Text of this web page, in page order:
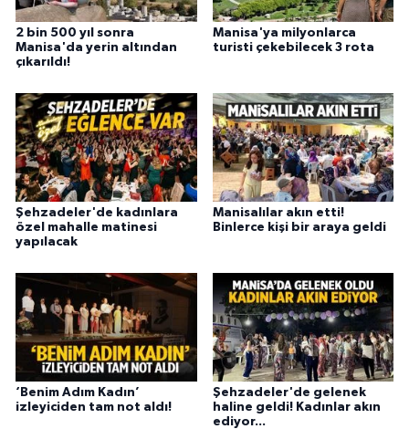
2 bin 500 yıl sonra
Manisa'da yerin altından
çıkarıldı!
Manisa'ya milyonlarca
turisti çekebilecek 3 rota
Şehzadeler'de kadınlara
özel mahalle matinesi
yapılacak
Manisalılar akın etti!
Binlerce kişi bir araya geldi
‘Benim Adım Kadın’
izleyiciden tam not aldı!
Şehzadeler'de gelenek
haline geldi! Kadınlar akın
ediyor...